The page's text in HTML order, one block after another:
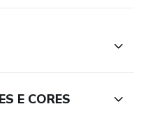
E CORES